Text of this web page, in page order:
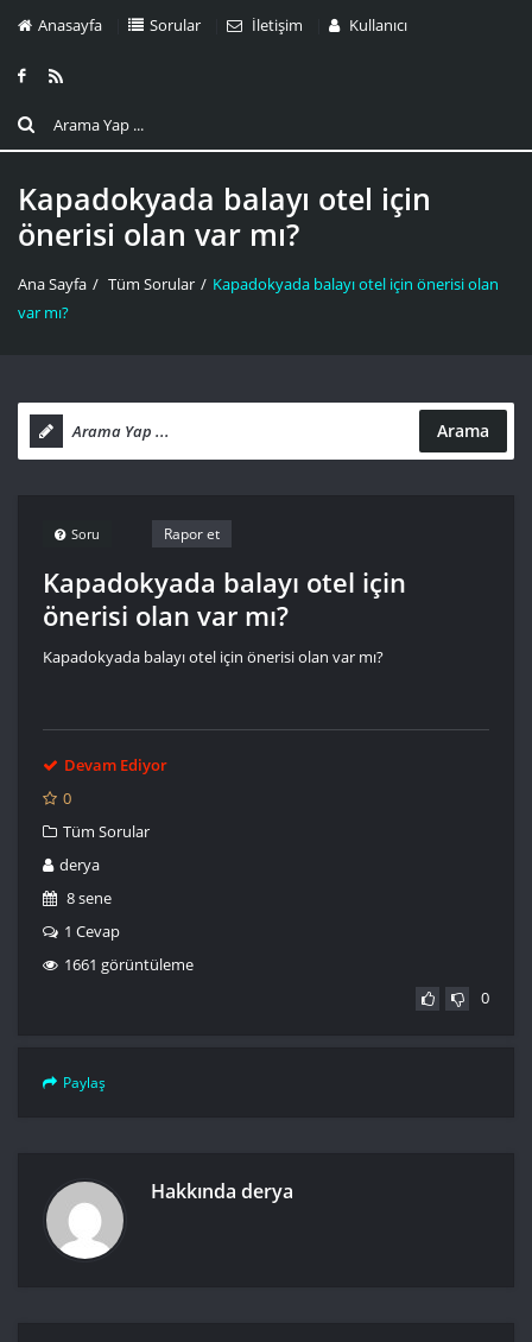
Anasayfa Sorular İletişim Kullanıcı
Kapadokyada balayı otel için
önerisi olan var mı?
Ana Sayfa / Tüm Sorular / Kapadokyada balayı otel için önerisi olan
var mı?
Arama
Kapadokyada balayı otel için
önerisi olan var mı?
Rapor et
Soru
Kapadokyada balayı otel için önerisi olan var mı?
Devam Ediyor
0
Tüm Sorular
derya
8 sene
1 Cevap
1661 görüntüleme
0
Paylaş
Hakkında derya